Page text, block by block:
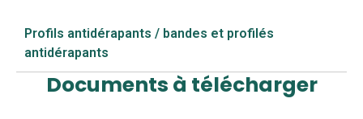
Profils antidérapants / bandes et profilés
antidérapants
Documents à télécharger